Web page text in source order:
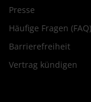
Presse
Häufige Fragen (FAQ)
Barrierefreiheit
Vertrag kündigen